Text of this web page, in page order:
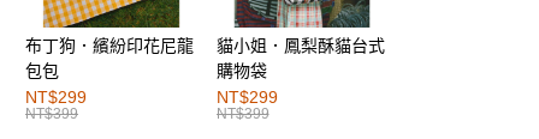
運送方式
全家取貨付款
每筆NT$60，滿NT$1,000(含以上)免運費
布丁狗．繽紛印花尼龍
包包
NT$299
NT$399
貓小姐．鳳梨酥貓台式
購物袋
NT$299
NT$399